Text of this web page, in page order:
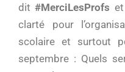
dit #MerciLesProfs
clarté pour
scolaire et surtout
septembre : Quels